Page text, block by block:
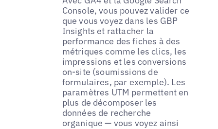
Console, vous pouvez valider ce
que vous voyez dans les GBP
Insights et rattacher la
performance des fiches à des
métriques comme les clics, les
impressions et les conversions
on-site (soumissions de
formulaires, par exemple). Les
paramètres UTM permettent en
plus de décomposer les
données de recherche
organique — vous voyez ainsi